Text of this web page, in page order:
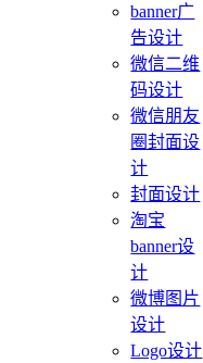
banner广
告设计
微信二维
码设计
微信朋友
圈封面设
计
封面设计
淘宝
banner设
计
微博图片
设计
Logo设计